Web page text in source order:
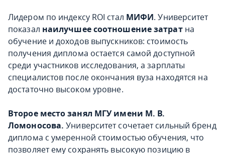
Лидером по индексу ROI стал МИФИ. Университет
показал наилучшее соотношение затратна
обучение и доходов выпускников: стоимость
получения диплома остается самой доступной
среди участников исследования, а зарплаты
специалистов после окончания вуза находятся на
достаточно высоком уровне.
Второе место занял МГУ имени М. В.
Ломоносова. Университет сочетает сильный бренд
диплома с умеренной стоимостью обучения, что
позволяет ему сохранять высокую позицию в